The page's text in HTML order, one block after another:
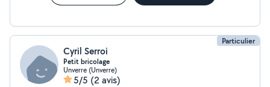
Particulier
Cyril Serroi
Petit bricolage
Unverre (Unverre)
5/5 (2 avis)